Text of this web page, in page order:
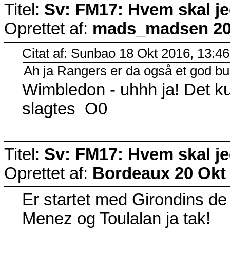
Titel: Sv: FM17: Hvem skal
Oprettet af: mads_madsen
Citat af: Sunbao 18 Okt 2016, 13:46
Ah ja Rangers er da også et god
Wimbledon - uhhh ja! Det
slagtes O0
Titel: Sv: FM17: Hvem skal
Oprettet af: Bordeaux 20 Okt
Er startet med Girondins
Menez og Toulalan ja tak!